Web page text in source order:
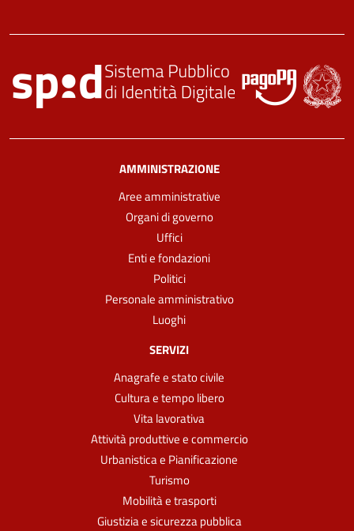
AMMINISTRAZIONE
Aree amministrative
Organi di governo
Uffici
Enti e fondazioni
Politici
Personale amministrativo
Luoghi
SERVIZI
Anagrafe e stato civile
Cultura e tempo libero
Vita lavorativa
Attività produttive e commercio
Urbanistica e Pianificazione
Turismo
Mobilità e trasporti
Giustizia e sicurezza pubblica